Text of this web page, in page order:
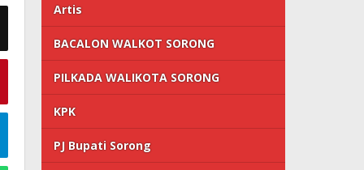
Artis
BACALON WALKOT SORONG
PILKADA WALIKOTA SORONG
KPK
PJ Bupati Sorong